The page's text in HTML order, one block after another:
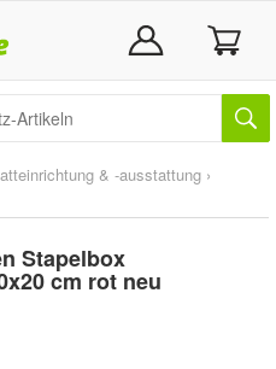
& -ausstattung ›
Stapelbox
cm rot neu